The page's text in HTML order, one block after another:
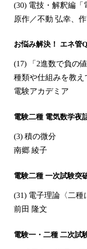
(30) 電技・解釈編「
原作／不動 弘幸、
お悩み解決！ エネ管
(17) 「2進数で負の
種類や仕組みを教え
電験アカデミア
電験二種 電気数学夜
(3) 積の微分
南郷 綾子
電験二種 一次試験突
(31) 電子理論〈二種
前田 隆文
電験一・二種 二次試